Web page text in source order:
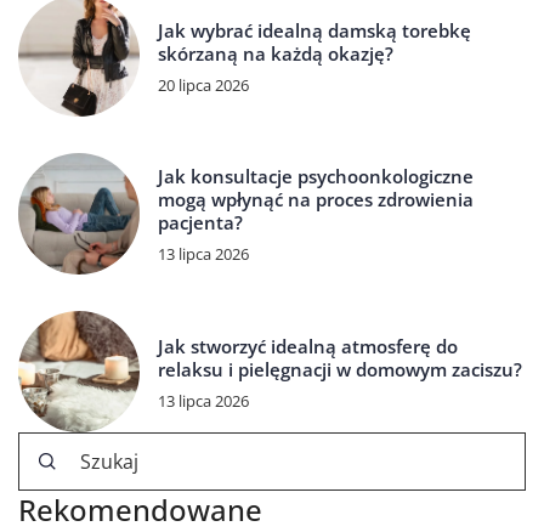
Jak wybrać idealną damską torebkę
skórzaną na każdą okazję?
20 lipca 2026
Jak konsultacje psychoonkologiczne
mogą wpłynąć na proces zdrowienia
pacjenta?
13 lipca 2026
Jak stworzyć idealną atmosferę do
relaksu i pielęgnacji w domowym zaciszu?
13 lipca 2026
Rekomendowane